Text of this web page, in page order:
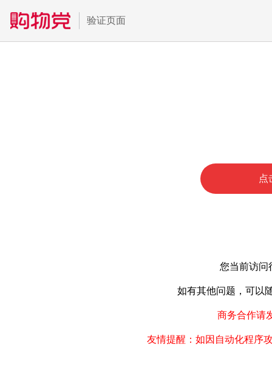
验证页面
点
您当前访问
如有其他问题，可以
商务合作请
友情提醒：如因自动化程序